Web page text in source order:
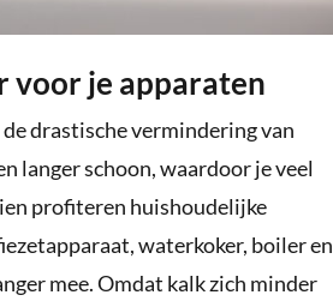
voor je apparaten
drastische vermindering van
langer schoon, waardoor je veel
profiteren huishoudelijke
waterkoker, boiler en
mee. Omdat kalk zich minder